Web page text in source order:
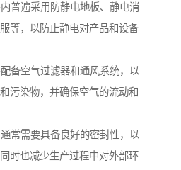
普遍采用防静电地板、静电消
等，以防止静电对产品和设备
备空气过滤器和通风系统，以
污染物，并确保空气的流动和
常需要具备良好的密封性，以
时也减少生产过程中对外部环